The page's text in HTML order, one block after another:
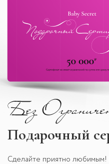
Подарочный
Сделайте приятно